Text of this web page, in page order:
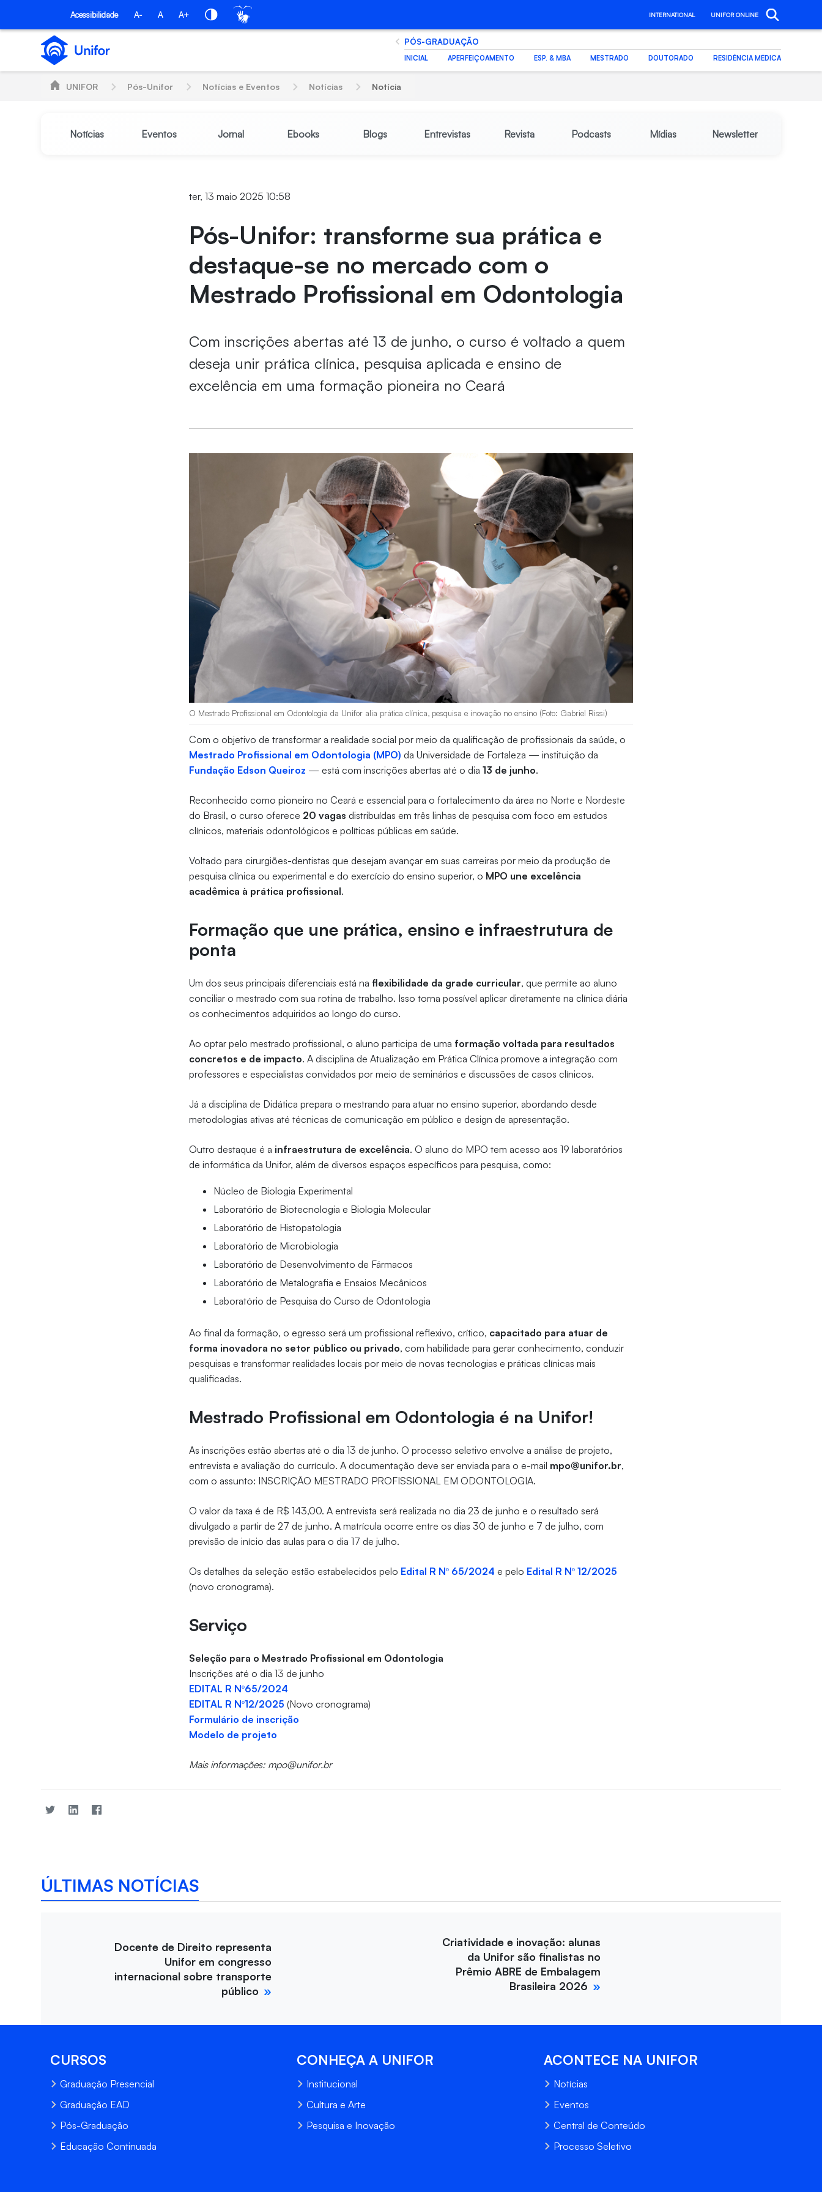
Pular para o Conteúdo principal
Acessibilidade A- A A+ INTERNATIONAL UNIFOR ONLINE
PÓS-GRADUAÇÃO
INICIAL APERFEIÇOAMENTO ESP. & MBA MESTRADO DOUTORADO RESIDÊNCIA MÉDICA
UNIFOR Pós-Unifor Notícias e Eventos Notícias Notícia
Notícias Eventos Jornal Ebooks Blogs Entrevistas Revista Podcasts Mídias Newsletter
ter, 13 maio 2025 10:58
Pós-Unifor: transforme sua prática e
destaque-se no mercado com o
Mestrado Profissional em Odontologia
Com inscrições abertas até 13 de junho, o curso é voltado a quem
deseja unir prática clínica, pesquisa aplicada e ensino de
excelência em uma formação pioneira no Ceará
O Mestrado Profissional em Odontologia da Unifor alia prática clínica, pesquisa e inovação no ensino (Foto: Gabriel Rissi)
Com o objetivo de transformar a realidade social por meio da qualificação de profissionais da saúde, o
Mestrado Profissional em Odontologia (MPO) da Universidade de Fortaleza — instituição da
Fundação Edson Queiroz — está com inscrições abertas até o dia13 de junho.
Reconhecido como pioneiro no Ceará e essencial para o fortalecimento da área no Norte e Nordeste
do Brasil, o curso oferece 20 vagas distribuídas em três linhas de pesquisa com foco em estudos
clínicos, materiais odontológicos e políticas públicas em saúde.
Voltado para cirurgiões-dentistas que desejam avançar em suas carreiras por meio da produção de
pesquisa clínica ou experimental e do exercício do ensino superior, o MPO une excelência
acadêmica à prática profissional.
Formação que une prática, ensino e infraestrutura de
ponta
Um dos seus principais diferenciais está na flexibilidade da grade curricular, que permite ao aluno
conciliar o mestrado com sua rotina de trabalho. Isso torna possível aplicar diretamente na clínica diária
os conhecimentos adquiridos ao longo do curso.
Ao optar pelo mestrado profissional, o aluno participa de uma formação voltada para resultados
concretos e de impacto. A disciplina de Atualização em Prática Clínica promove a integração com
professores e especialistas convidados por meio de seminários e discussões de casos clínicos.
Já a disciplina de Didática prepara o mestrando para atuar no ensino superior, abordando desde
metodologias ativas até técnicas de comunicação em público e design de apresentação.
Outro destaque é a infraestrutura de excelência. O aluno do MPO tem acesso aos 19 laboratórios
de informática da Unifor, além de diversos espaços específicos para pesquisa, como:
Núcleo de Biologia Experimental
Laboratório de Biotecnologia e Biologia Molecular
Laboratório de Histopatologia
Laboratório de Microbiologia
Laboratório de Desenvolvimento de Fármacos
Laboratório de Metalografia e Ensaios Mecânicos
Laboratório de Pesquisa do Curso de Odontologia
Ao final da formação, o egresso será um profissional reflexivo, crítico, capacitado para atuar de
forma inovadora no setor público ou privado, com habilidade para gerar conhecimento, conduzir
pesquisas e transformar realidades locais por meio de novas tecnologias e práticas clínicas mais
qualificadas.
Mestrado Profissional em Odontologia é na Unifor!
As inscrições estão abertas até o dia 13 de junho. O processo seletivo envolve a análise de projeto,
entrevista e avaliação do currículo. A documentação deve ser enviada para o e-mail mpo@unifor.br,
com o assunto: INSCRIÇÃO MESTRADO PROFISSIONAL EM ODONTOLOGIA.
O valor da taxa é de R$ 143,00. A entrevista será realizada no dia 23 de junho e o resultado será
divulgado a partir de 27 de junho. A matrícula ocorre entre os dias 30 de junho e 7 de julho, com
previsão de início das aulas para o dia 17 de julho.
Os detalhes da seleção estão estabelecidos pelo Edital R Nº 65/2024 e pelo Edital R Nº 12/2025
(novo cronograma).
Serviço
Seleção para o Mestrado Profissional em Odontologia
Inscrições até o dia 13 de junho
EDITAL R Nº65/2024
EDITAL R Nº12/2025 (Novo cronograma)
Formulário de inscrição
Modelo de projeto
Mais informações: mpo@unifor.br
ÚLTIMAS NOTÍCIAS
Docente de Direito representa
Unifor em congresso
internacional sobre transporte
público
Criatividade e inovação: alunas
da Unifor são finalistas no
Prêmio ABRE de Embalagem
Brasileira 2026
CURSOS
Graduação Presencial
Graduação EAD
Pós-Graduação
Educação Continuada
CONHEÇA A UNIFOR
Institucional
Cultura e Arte
Pesquisa e Inovação
ACONTECE NA UNIFOR
Notícias
Eventos
Central de Conteúdo
Processo Seletivo